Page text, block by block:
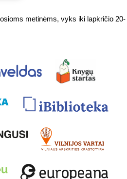
metinėms, vyks iki lapkričio 20-